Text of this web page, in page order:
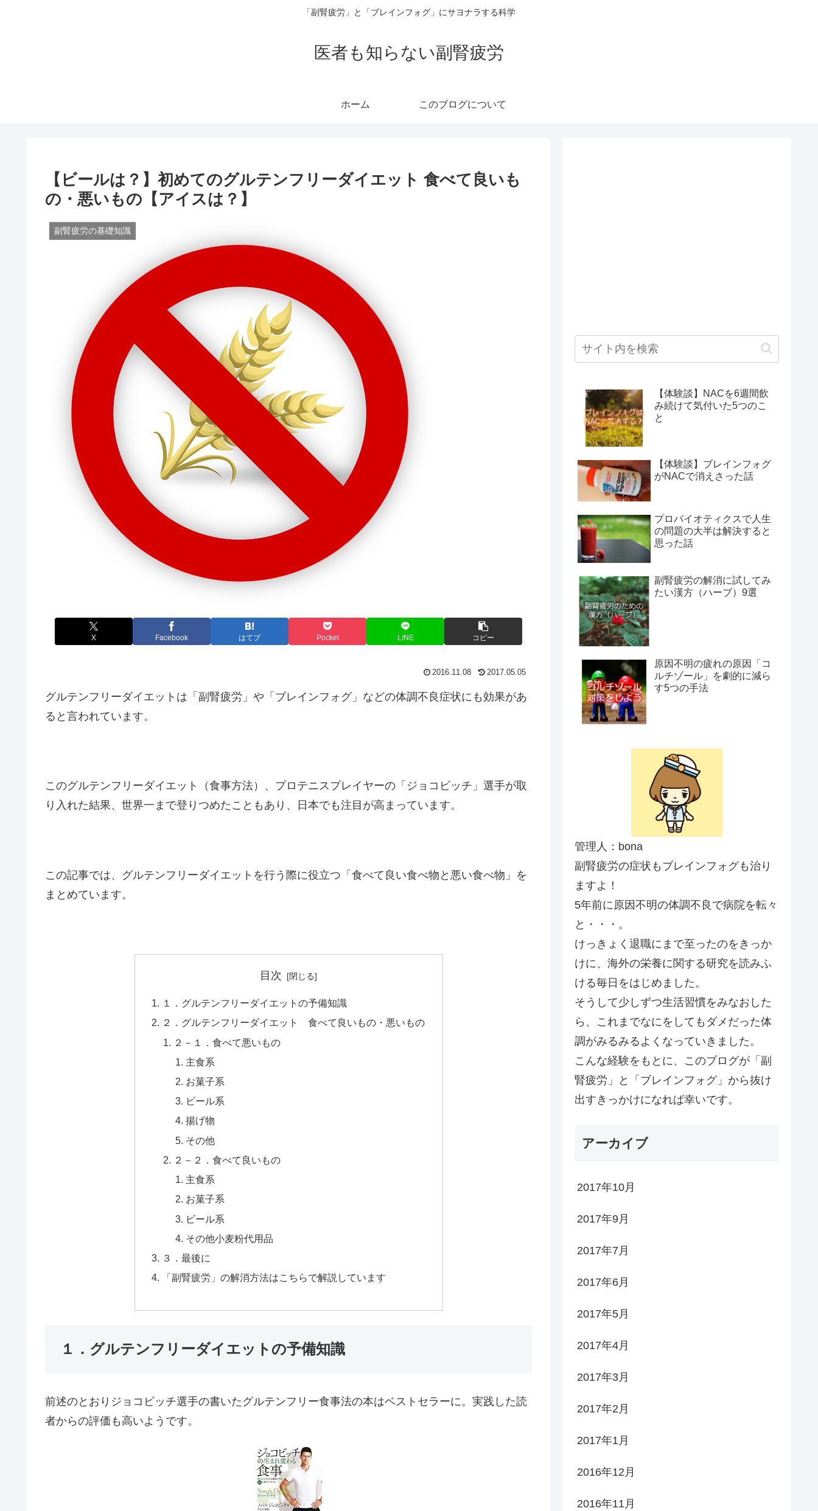
「副腎疲労」と「ブレインフォグ」にサヨナラする科学
医者も知らない副腎疲労
ホーム このブログについて
【ビールは？】初めてのグルテンフリーダイエット 食べて良いも
の・悪いもの【アイスは？】
副腎疲労の基礎知識
X Facebook はてブ Pocket LINE コピー
2016.11.08 2017.05.05
グルテンフリーダイエットは「副腎疲労」や「ブレインフォグ」などの体調不良症状にも効果があ
ると言われています。
このグルテンフリーダイエット（食事方法）、プロテニスプレイヤーの「ジョコビッチ」選手が取
り入れた結果、世界一まで登りつめたこともあり、日本でも注目が高まっています。
この記事では、グルテンフリーダイエットを行う際に役立つ「食べて良い食べ物と悪い食べ物」を
まとめています。
目次
１．グルテンフリーダイエットの予備知識
２．グルテンフリーダイエット 食べて良いもの・悪いもの
２－１．食べて悪いもの
主食系
お菓子系
ビール系
揚げ物
その他
２－２．食べて良いもの
主食系
お菓子系
ビール系
その他小麦粉代用品
３．最後に
「副腎疲労」の解消方法はこちらで解説しています
１．グルテンフリーダイエットの予備知識
前述のとおりジョコビッチ選手の書いたグルテンフリー食事法の本はベストセラーに。実践した読
者からの評価も高いようです。
【体験談】NACを6週間飲
み続けて気付いた5つのこ
と
【体験談】ブレインフォグ
がNACで消えさった話
プロバイオティクスで人生
の問題の大半は解決すると
思った話
副腎疲労の解消に試してみ
たい漢方（ハーブ）9選
原因不明の疲れの原因「コ
ルチゾール」を劇的に減ら
す5つの手法
管理人：bona
副腎疲労の症状もブレインフォグも治り
ますよ！
5年前に原因不明の体調不良で病院を転々
と・・・。
けっきょく退職にまで至ったのをきっか
けに、海外の栄養に関する研究を読みふ
ける毎日をはじめました。
そうして少しずつ生活習慣をみなおした
ら、これまでなにをしてもダメだった体
調がみるみるよくなっていきました。
こんな経験をもとに、このブログが「副
腎疲労」と「ブレインフォグ」から抜け
出すきっかけになれば幸いです。
アーカイブ
2017年10月
2017年9月
2017年7月
2017年6月
2017年5月
2017年4月
2017年3月
2017年2月
2017年1月
2016年12月
2016年11月